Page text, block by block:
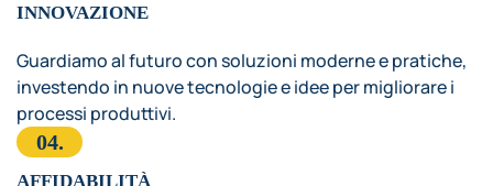
INNOVAZIONE
Guardiamo al futuro con soluzioni moderne e pratiche,
investendo in nuove tecnologie e idee per migliorare i
processi produttivi.
04.
AFFIDABILITÀ